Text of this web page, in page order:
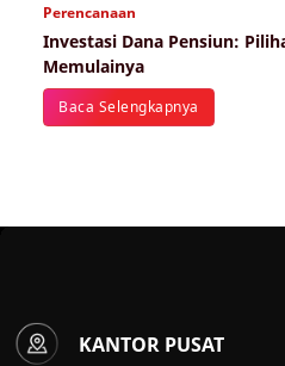
Perencanaan
Investasi Dana Pensiun:
Memulainya
Baca Selengkapnya
KANTOR PUSAT